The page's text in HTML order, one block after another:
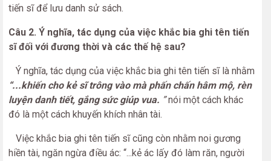
tiến sĩ để lưu danh sử sách.
Câu 2. Ý nghĩa, tác dụng của việc khắc bia ghi tên tiến
sĩ đối với đương thời và các thế hệ sau?
Ý nghĩa, tác dụng của việc khắc bia ghi tên tiến sĩ là nhằm
“...khiến cho kẻ sĩ trông vào mà phấn chấn hâm mộ, rèn
luyện danh tiết, gắng sức giúp vua. ”nói một cách khác
đó là một cách khuyến khích nhân tài.
Việc khắc bia ghi tên tiến sĩ cũng còn nhằm noi gương
hiền tài, ngăn ngừa điều ác: “...kẻ ác lấy đó làm răn, người